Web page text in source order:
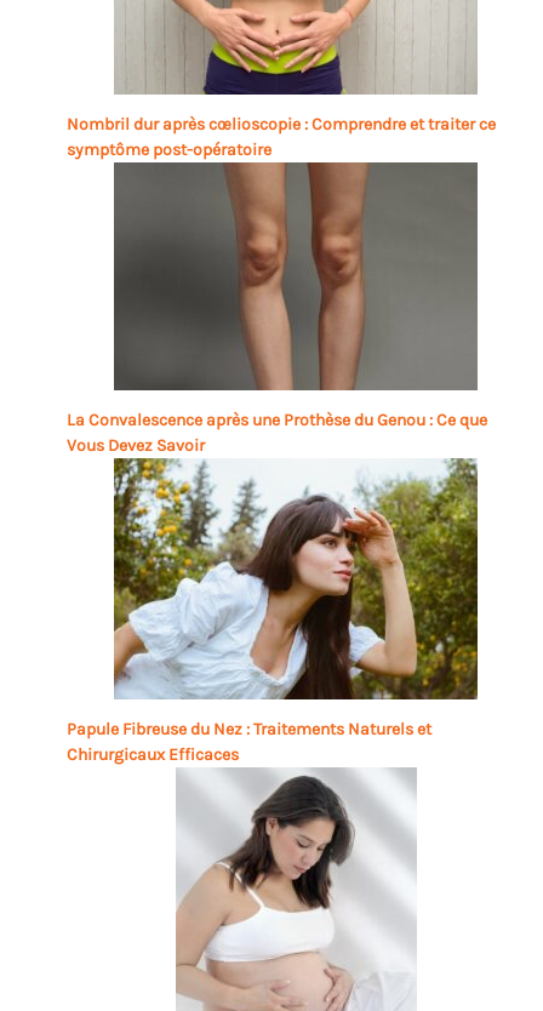
Nombril dur après cœlioscopie : Comprendre et traiter ce
symptôme post-opératoire
La Convalescence après une Prothèse du Genou : Ce que
Vous Devez Savoir
Papule Fibreuse du Nez : Traitements Naturels et
Chirurgicaux Efficaces